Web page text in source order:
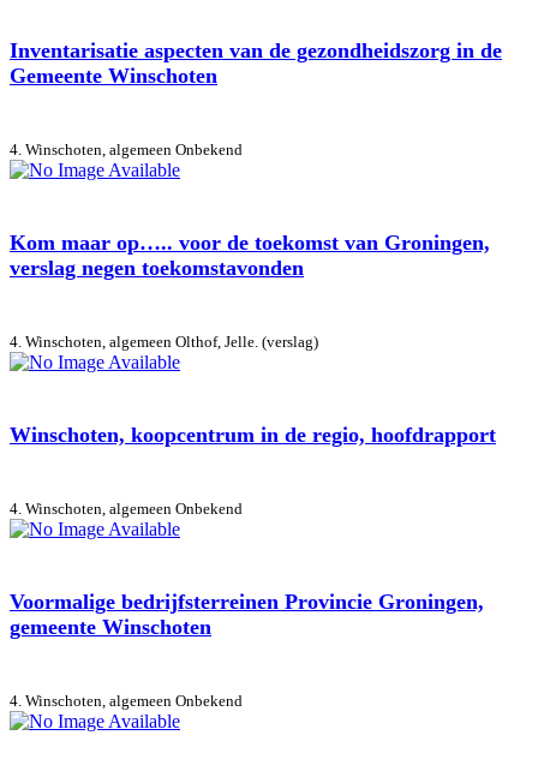
Inventarisatie aspecten van de gezondheidszorg in de
Gemeente Winschoten
4. Winschoten, algemeen Onbekend
Kom maar op….. voor de toekomst van Groningen,
verslag negen toekomstavonden
4. Winschoten, algemeen Olthof, Jelle. (verslag)
Winschoten, koopcentrum in de regio, hoofdrapport
4. Winschoten, algemeen Onbekend
Voormalige bedrijfsterreinen Provincie Groningen,
gemeente Winschoten
4. Winschoten, algemeen Onbekend